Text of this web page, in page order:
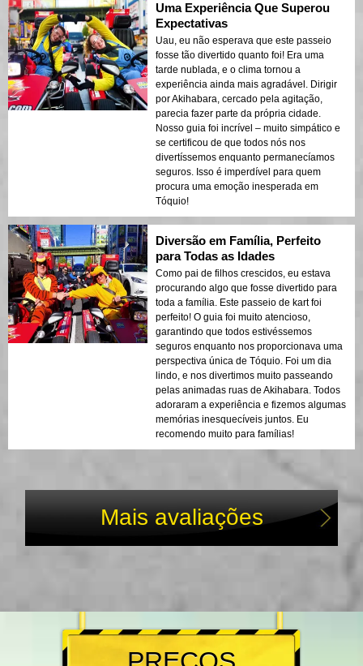
Uma Experiência Que Superou
Expectativas
Uau, eu não esperava que este passeio
fosse tão divertido quanto foi! Era uma
tarde nublada, e o clima tornou a
experiência ainda mais agradável. Dirigir
por Akihabara, cercado pela agitação,
parecia fazer parte da própria cidade.
Nosso guia foi incrível – muito simpático e
se certificou de que todos nós nos
divertíssemos enquanto permanecíamos
seguros. Isso é imperdível para quem
procura uma emoção inesperada em
Tóquio!
Diversão em Família, Perfeito
para Todas as Idades
Como pai de filhos crescidos, eu estava
procurando algo que fosse divertido para
toda a família. Este passeio de kart foi
perfeito! O guia foi muito atencioso,
garantindo que todos estivéssemos
seguros enquanto nos proporcionava uma
perspectiva única de Tóquio. Foi um dia
lindo, e nos divertimos muito passeando
pelas animadas ruas de Akihabara. Todos
adoraram a experiência e fizemos algumas
memórias inesquecíveis juntos. Eu
recomendo muito para famílias!
Mais avaliações